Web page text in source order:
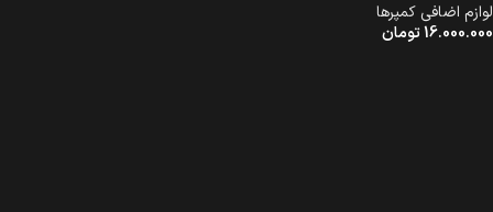
لوازم اضافی کمپرها
16.000.000تومان